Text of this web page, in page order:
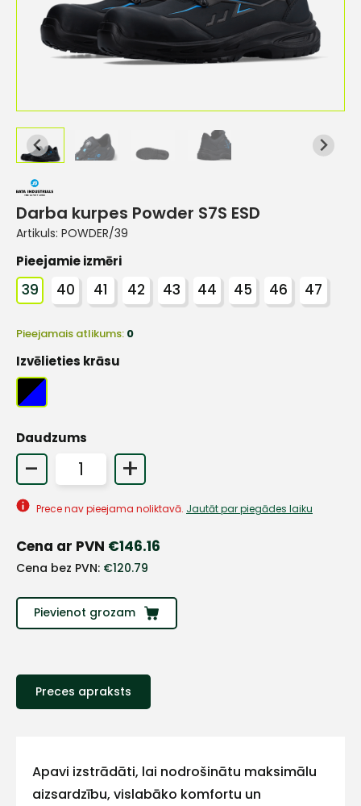
Darba kurpes Powder S7S ESD
Artikuls: POWDER/39
Pieejamie izmēri
39 40 41 42 43 44 45 46 47
Pieejamais atlikums: 0
Izvēlieties krāsu
Daudzums
- +
Prece nav pieejama noliktavā. Jautāt par piegādes laiku
Cena ar PVN €146.16
Cena bez PVN: €120.79
Pievienot grozam
Preces apraksts
Apavi izstrādāti, lai nodrošinātu maksimālu
aizsardzību, vislabāko komfortu un
+